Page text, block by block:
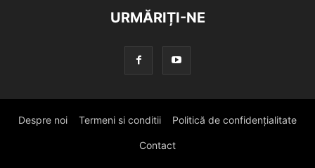
URMĂRIȚI-NE
Despre noi Termeni si conditii Politică de confidențialitate
Contact